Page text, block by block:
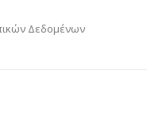
Δεδομένων